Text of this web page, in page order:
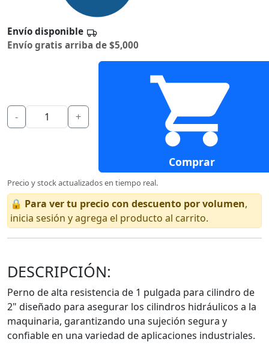
Envío disponible
Envío gratis arriba de $5,000
- +
Comprar
Precio y stock actualizados en tiempo real.
🔒 Para ver tu precio con descuento por volumen,
inicia sesión y agrega el producto al carrito.
DESCRIPCIÓN:
Perno de alta resistencia de 1 pulgada para cilindro de
2" diseñado para asegurar los cilindros hidráulicos a la
maquinaria, garantizando una sujeción segura y
confiable en una variedad de aplicaciones industriales.